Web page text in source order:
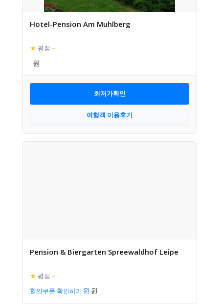
Hotel-Pension Am Muhlberg
★ 평점 –
최저가확인
여행객 이용후기
Pension & Biergarten Spreewaldhof Leipe
★ 평점 –
할인쿠폰 확인하기